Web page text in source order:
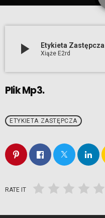
play_arrow Etykieta Zastępcza
Xiąże E2rd
Plik Mp3.
ETYKIETA ZASTĘPCZA
RATE IT